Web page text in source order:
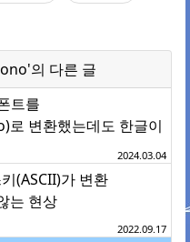
의 다른 글
트를
로 변환했는데도 한글이
2024.03.04
(ASCII)가 변환
는 현상
2022.09.17